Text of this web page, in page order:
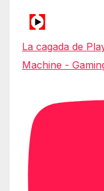
La cagada de
Machine -